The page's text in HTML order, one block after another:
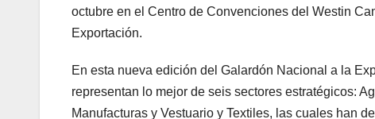
octubre en el Centro de Convenciones del Westin
Exportación.
En esta nueva edición del Galardón Nacional a la
representan lo mejor de seis sectores estratégicos:
Manufacturas y Vestuario y Textiles, las cuales han